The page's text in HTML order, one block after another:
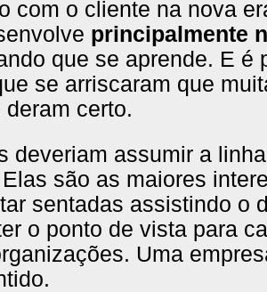
com o cliente na nova
principalmente
que se aprende. E é
se arriscaram que
certo.
deveriam assumir a
são as maiores
sentadas assistindo o
o ponto de vista para
Uma